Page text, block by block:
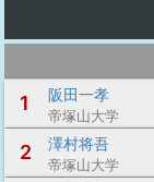
1
阪田一孝
帝塚山大学
2 澤村将吾
帝塚山大学